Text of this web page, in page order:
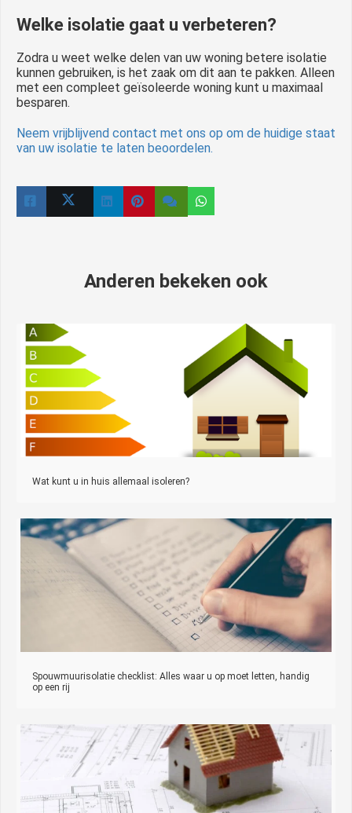
Welke isolatie gaat u verbeteren?
Zodra u weet welke delen van uw woning betere isolatie
kunnen gebruiken, is het zaak om dit aan te pakken. Alleen
met een compleet geïsoleerde woning kunt u maximaal
besparen.
Neem vrijblijvend contact met ons op om de huidige staat
van uw isolatie te laten beoordelen.
Anderen bekeken ook
Wat kunt u in huis allemaal isoleren?
Spouwmuurisolatie checklist: Alles waar u op moet letten, handig
op een rij